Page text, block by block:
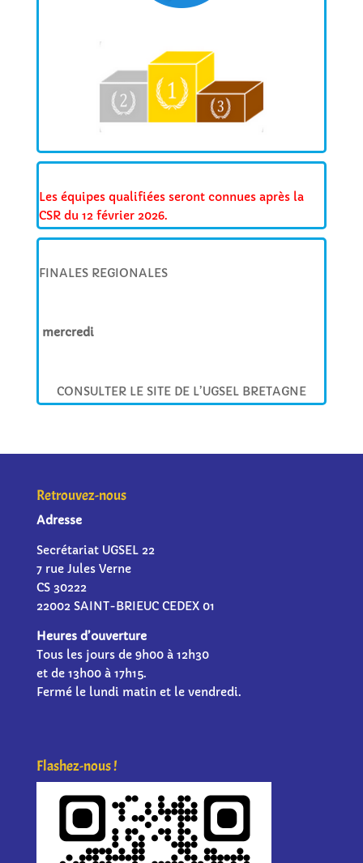
Les équipes qualifiées seront connues après la
CSR du 12 février 2026.
FINALES REGIONALES
mercredi
CONSULTER LE SITE DE L’UGSEL BRETAGNE
Retrouvez-nous
Adresse
Secrétariat UGSEL 22
7 rue Jules Verne
CS 30222
22002 SAINT-BRIEUC CEDEX 01
Heures d’ouverture
Tous les jours de 9h00 à 12h30
et de 13h00 à 17h15.
Fermé le lundi matin et le vendredi.
Flashez-nous !